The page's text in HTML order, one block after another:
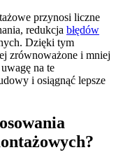
przynosi liczne
redukcja błędów
Dzięki tym
zrównoważone i mniej
na te
i osiągnąć lepsze